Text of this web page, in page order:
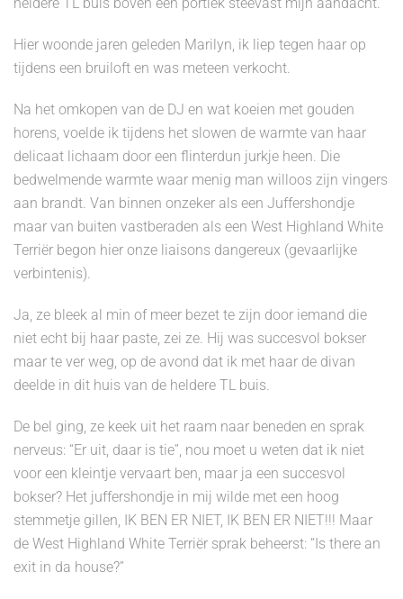
Hier woonde jaren geleden Marilyn, ik liep tegen haar op
tijdens een bruiloft en was meteen verkocht.
Na het omkopen van de DJ en wat koeien met gouden
horens, voelde ik tijdens het slowen de warmte van haar
delicaat lichaam door een flinterdun jurkje heen. Die
bedwelmende warmte waar menig man willoos zijn vingers
aan brandt. Van binnen onzeker als een Juffershondje
maar van buiten vastberaden als een West Highland White
Terriër begon hier onze liaisons dangereux (gevaarlijke
verbintenis).
Ja, ze bleek al min of meer bezet te zijn door iemand die
niet echt bij haar paste, zei ze. Hij was succesvol bokser
maar te ver weg, op de avond dat ik met haar de divan
deelde in dit huis van de heldere TL buis.
De bel ging, ze keek uit het raam naar beneden en sprak
nerveus: “Er uit, daar is tie”, nou moet u weten dat ik niet
voor een kleintje vervaart ben, maar ja een succesvol
bokser? Het juffershondje in mij wilde met een hoog
stemmetje gillen, IK BEN ER NIET, IK BEN ER NIET!!! Maar
de West Highland White Terriër sprak beheerst: “Is there an
exit in da house?”